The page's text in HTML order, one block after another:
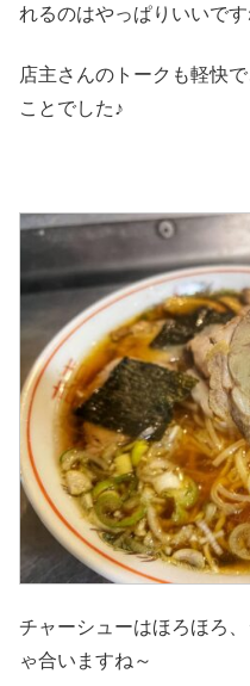
れるのはやっぱりいいです
店主さんのトークも軽快
ことでした♪
チャーシューはほろほろ
ゃ合いますね～